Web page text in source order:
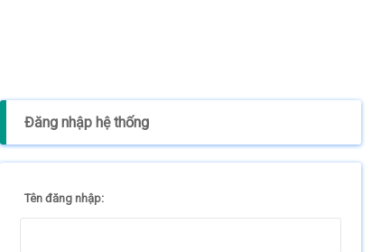
Đăng nhập hệ thống
Tên đăng nhập: